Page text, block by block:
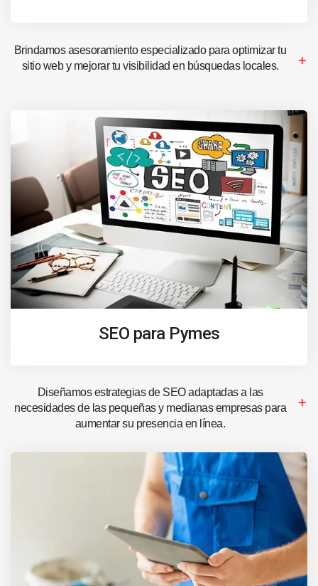
Brindamos asesoramiento especializado para optimizar tu
sitio web y mejorar tu visibilidad en búsquedas locales.
SEO para Pymes
Diseñamos estrategias de SEO adaptadas a las
necesidades de las pequeñas y medianas empresas para
aumentar su presencia en línea.